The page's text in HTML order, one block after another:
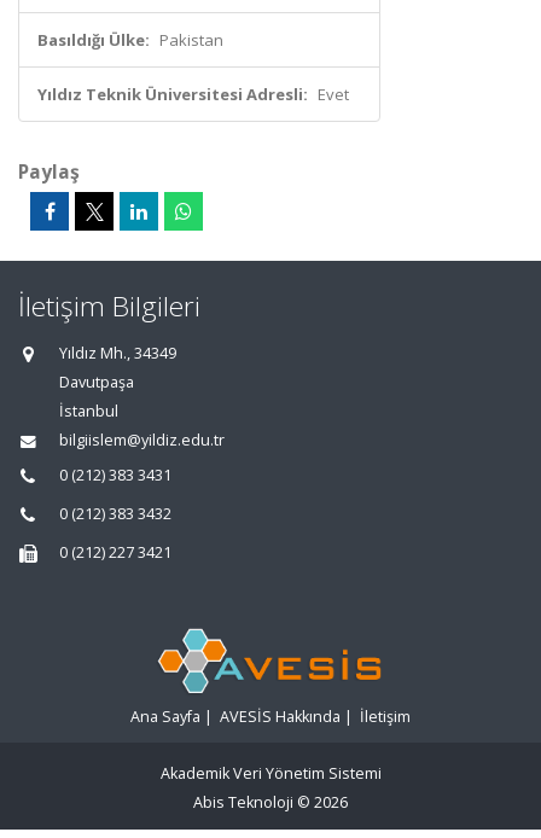
Basıldığı Ülke: Pakistan
Yıldız Teknik Üniversitesi Adresli: Evet
Paylaş
İletişim Bilgileri
Yıldız Mh., 34349
Davutpaşa
İstanbul
bilgiislem@yildiz.edu.tr
0 (212) 383 3431
0 (212) 383 3432
0 (212) 227 3421
Ana Sayfa | AVESİS Hakkında | İletişim
Akademik Veri Yönetim Sistemi
Abis Teknoloji © 2026